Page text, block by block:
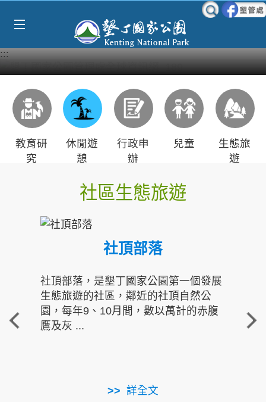
:::
教育研
究
休閒遊
憩
行政申
辦
兒童
生態旅
遊
社區生態旅遊
社頂部落
社頂部落，是墾丁國家公園第一個發展
生態旅遊的社區，鄰近的社頂自然公
園，每年9、10月間，數以萬計的赤腹
鷹及灰 ...
詳全文
重
走進